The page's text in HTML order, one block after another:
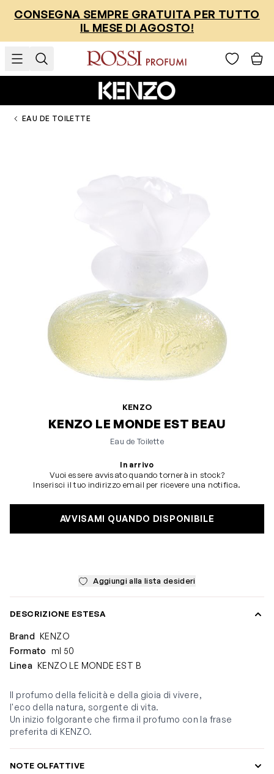
CONSEGNA SEMPRE GRATUITA PER TUTTO
IL MESE DI AGOSTO!
EAU DE TOILETTE
KENZO
KENZO LE MONDE EST BEAU
Eau de Toilette
In arrivo
Vuoi essere avvisato quando tornerà in stock?
Inserisci il tuo indirizzo email per ricevere una notifica.
AVVISAMI QUANDO DISPONIBILE
Aggiungi alla lista desideri
DESCRIZIONE ESTESA
Brand KENZO
Formato
ml 50
Linea KENZO LE MONDE EST B
Il profumo della felicità e della gioia di vivere,
l'eco della natura, sorgente di vita.
Un inizio folgorante che firma il profumo con la frase
preferita di KENZO.
NOTE OLFATTIVE